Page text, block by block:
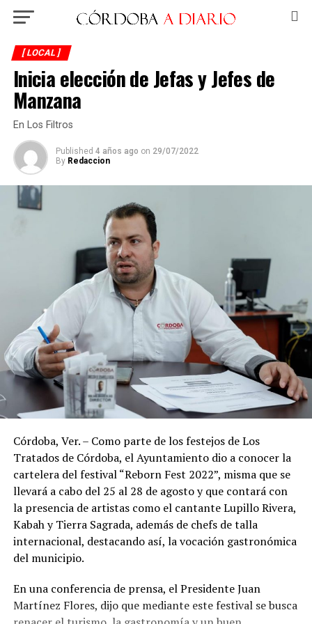
[ LOCAL ]
Inicia elección de Jefas y Jefes de
Manzana
En Los Filtros
Published 4 años ago on 29/07/2022
By Redaccion
Córdoba, Ver. – Como parte de los festejos de Los
Tratados de Córdoba, el Ayuntamiento dio a conocer la
cartelera del festival “Reborn Fest 2022”, misma que se
llevará a cabo del 25 al 28 de agosto y que contará con
la presencia de artistas como el cantante Lupillo Rivera,
Kabah y Tierra Sagrada, además de chefs de talla
internacional, destacando así, la vocación gastronómica
del municipio.
En una conferencia de prensa, el Presidente Juan
Martínez Flores, dijo que mediante este festival se busca